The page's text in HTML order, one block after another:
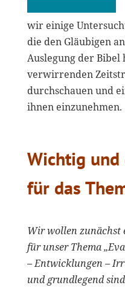
wir einige
die den Gläubigen
Auslegung der Bibel
verwirrenden
durchschauen und
ihnen einzunehmen.
Wichtig
für das
Wir wollen zunächst
für unser Thema
– Entwicklungen –
und grundlegend